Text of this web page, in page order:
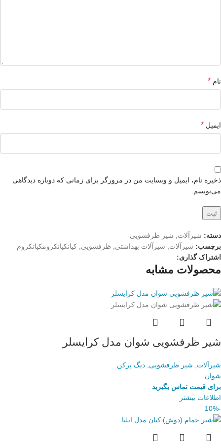
نام *
ایمیل *
ذخیره نام، ایمیل و وبسایت من در مرورگر برای زمانی که دوباره دیدگاهی
می‌نویسم.
دسته: شیرآلات
شیر ظرفشویی
برچسب: شیرآلات شیرآلات بهداشتی ظرفشویی کیانکیانکرومکیانکروم
اشتراک گذاری:
محصولات مشابه
شیر ظرفشویی شوان مدل کرایسلر
شیرآلات شیر ظرفشویی دیگ پرکن
شوان
برای قیمت تماس بگیرید
اطلاعات بیشتر
-10%